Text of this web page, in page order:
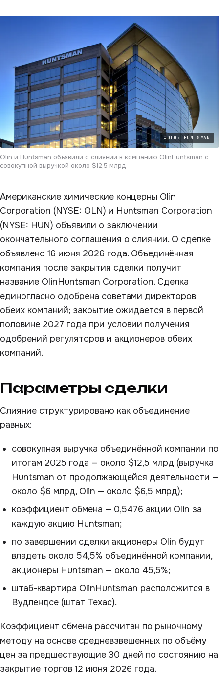
ФОТО: HUNTSMAN
Olin и Huntsman объявили о слиянии в компанию OlinHuntsman с
совокупной выручкой около $12,5 млрд
Американские химические концерны Olin
Corporation (NYSE: OLN) и Huntsman Corporation
(NYSE: HUN) объявили о заключении
окончательного соглашения о слиянии. О сделке
объявлено 16 июня 2026 года. Объединённая
компания после закрытия сделки получит
название OlinHuntsman Corporation. Сделка
единогласно одобрена советами директоров
обеих компаний; закрытие ожидается в первой
половине 2027 года при условии получения
одобрений регуляторов и акционеров обеих
компаний.
Параметры сделки
Слияние структурировано как объединение
равных:
совокупная выручка объединённой компании по
итогам 2025 года — около $12,5 млрд (выручка
Huntsman от продолжающейся деятельности —
около $6 млрд, Olin — около $6,5 млрд);
коэффициент обмена — 0,5476 акции Olin за
каждую акцию Huntsman;
по завершении сделки акционеры Olin будут
владеть около 54,5% объединённой компании,
акционеры Huntsman — около 45,5%;
штаб-квартира OlinHuntsman расположится в
Вудлендсе (штат Техас).
Коэффициент обмена рассчитан по рыночному
методу на основе средневзвешенных по объёму
цен за предшествующие 30 дней по состоянию на
закрытие торгов 12 июня 2026 года.